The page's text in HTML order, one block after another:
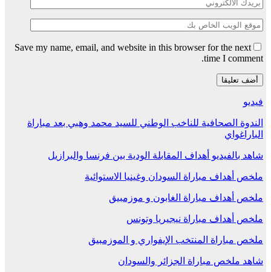
Save my name, email, and website in this browser for the next
time I comment.
فيديو
الندوة الصحافية للناخب الوطني للسيد محمد وهبي بعد مباراة
الباراغواي
شاهد بالفيديو أهداف المقابلة الودية بين فرنسا والبرازيل
ملخص أهداف مباراة السودان وغينيا الاستوائية
ملخص أهداف مباراة الغابون و موزمبيق
ملخص أهداف مباراة نيجيريا وتونس
ملخص مباراة المنتخب الإيفواري و الموزمبيق
شاهد ملخص مباراة الجزائر والسودان